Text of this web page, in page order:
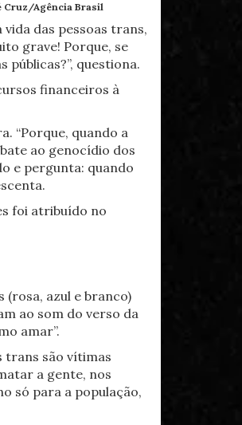
Cruz/Agência Brasil
das pessoas trans,
grave! Porque, se
questiona.
financeiros à
“Porque, quando a
ao genocídio dos
e pergunta: quando
foi atribuído no
azul e branco)
ao som do verso da
amar”.
trans são vítimas
a gente, nos
só para a população,